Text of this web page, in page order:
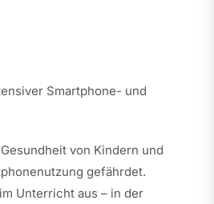
Smartphone- und
von Kindern und
gefährdet.
Unterricht aus – in der